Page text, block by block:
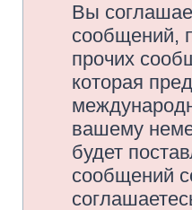
Вы
сообщений,
прочих
которая
вашему
будет
сообщений